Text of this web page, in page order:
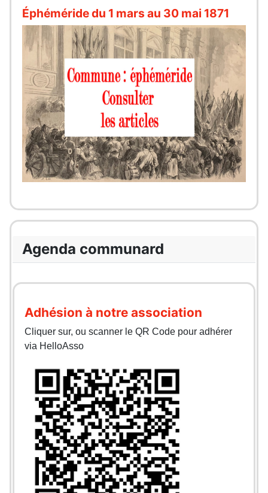
Éphéméride du 1 mars au 30 mai 1871
Agenda communard
Adhésion à notre association
Cliquer sur, ou scanner le QR Code pour adhérer
via HelloAsso